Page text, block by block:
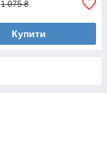
1 075 ₴
Купити